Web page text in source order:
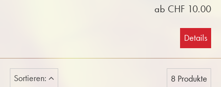
ab CHF 10.00
Details
Sortieren: 8 Produkte